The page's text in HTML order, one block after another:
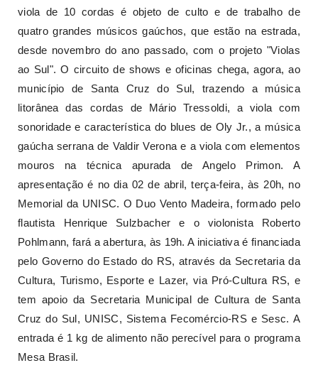
viola de 10 cordas é objeto de culto e de trabalho de
quatro grandes músicos gaúchos, que estão na estrada,
desde novembro do ano passado, com o projeto "Violas
ao Sul". O circuito de shows e oficinas chega, agora, ao
município de Santa Cruz do Sul, trazendo a música
litorânea das cordas de Mário Tressoldi, a viola com
sonoridade e característica do blues de Oly Jr., a música
gaúcha serrana de Valdir Verona e a viola com elementos
mouros na técnica apurada de Angelo Primon. A
apresentação é no dia 02 de abril, terça-feira, às 20h, no
Memorial da UNISC. O Duo Vento Madeira, formado pelo
flautista Henrique Sulzbacher e o violonista Roberto
Pohlmann, fará a abertura, às 19h. A iniciativa é financiada
pelo Governo do Estado do RS, através da Secretaria da
Cultura, Turismo, Esporte e Lazer, via Pró-Cultura RS, e
tem apoio da Secretaria Municipal de Cultura de Santa
Cruz do Sul, UNISC, Sistema Fecomércio-RS e Sesc. A
entrada é 1 kg de alimento não perecível para o programa
Mesa Brasil.